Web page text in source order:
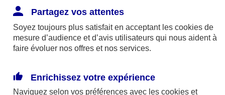
franche[1]comte/saone-et-loire/macon-
https://agence.axa.fr/distributeur/0002445604
sont partiellement conformes avec le
Partagez vos attentes
Soyez toujours plus satisfait en acceptant les cookies de
mesure d’audience et d’avis utilisateurs qui nous aident à
faire évoluer nos offres et nos services.
Enrichissez votre expérience
Naviguez selon vos préférences avec les cookies et